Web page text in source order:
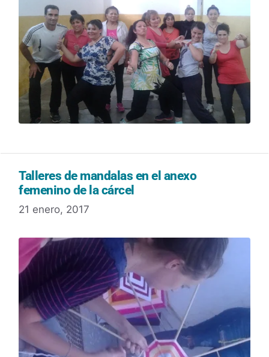
Talleres de mandalas en el anexo
femenino de la cárcel
21 enero, 2017